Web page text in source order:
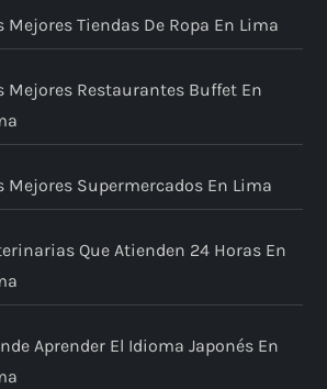
Mejores Tiendas De Ropa En Lima
Mejores Restaurantes Buffet En
Mejores Supermercados En Lima
Que Atienden 24 Horas En
Aprender El Idioma Japonés En